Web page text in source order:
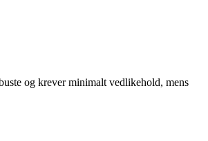
og krever minimalt vedlikehold, mens